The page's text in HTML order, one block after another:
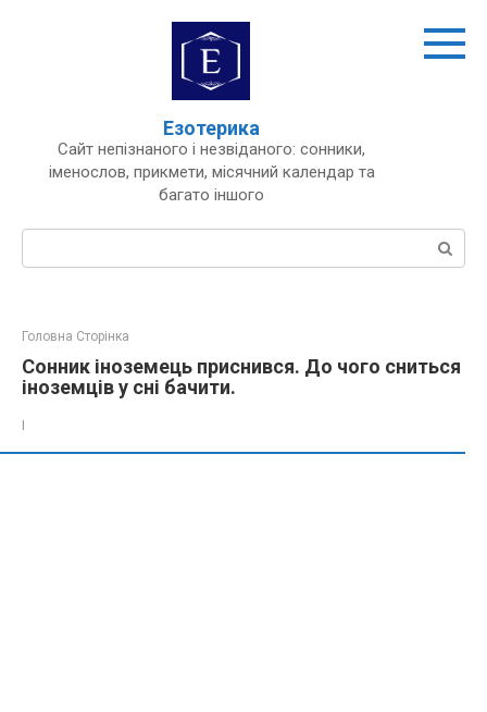
Езотерика
Сайт непізнаного і незвіданого: сонники,
іменослов, прикмети, місячний календар та
багато іншого
Пошук:
Головна Сторінка
Сонник іноземець приснився. До чого сниться
іноземців у сні бачити.
І